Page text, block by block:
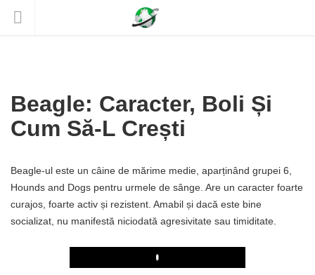
Beagle: Caracter, Boli Și
Cum Să-L Crești
Beagle-ul este un câine de mărime medie, aparținând grupei 6,
Hounds and Dogs pentru urmele de sânge. Are un caracter foarte
curajos, foarte activ și rezistent. Amabil și dacă este bine
socializat, nu manifestă niciodată agresivitate sau timiditate.
Play